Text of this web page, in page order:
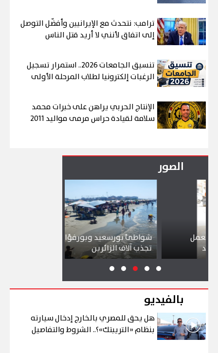
ترامب: نتحدث مع الإيرانيين وأفضّل التوصل
إلى اتفاق لأنني لا أريد قتل الناس
تنسيق الجامعات 2026.. استمرار تسجيل
الرغبات إلكترونيا لطلاب المرحلة الأولى
الإنتاج الحربي يراهن على خبرات محمد
سلامة لقيادة حراس مرمى مواليد 2011
الصور
شواطئ بورسعيد وبورفؤاد وجبال الملح
تجذب آلاف الزائرين
بالفيديو
هل يحق للمصري بالخارج إدخال سيارته
بنظام «التريبتك»؟.. الشروط والتفاصيل